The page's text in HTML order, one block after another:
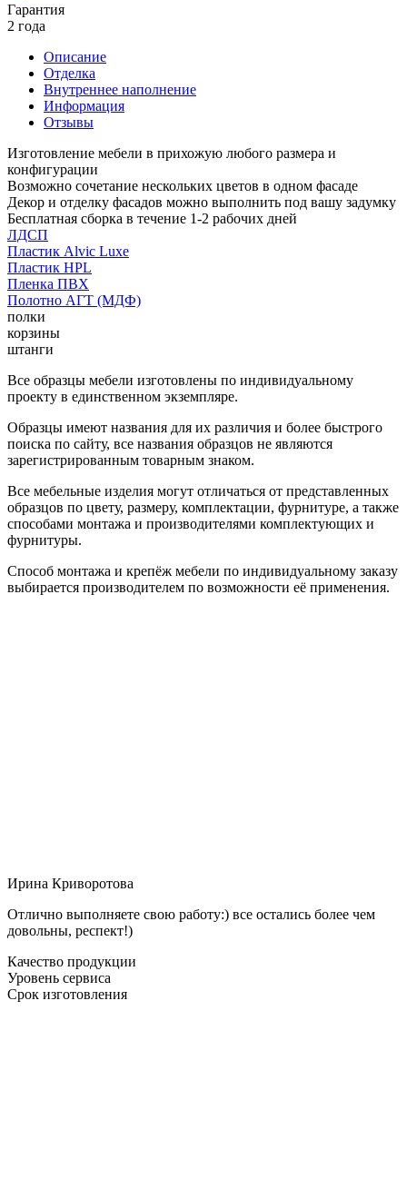
Гарантия
2 года
Описание
Отделка
Внутреннее наполнение
Информация
Отзывы
Изготовление мебели в прихожую любого размера и
конфигурации
Возможно сочетание нескольких цветов в одном фасаде
Декор и отделку фасадов можно выполнить под вашу задумку
Бесплатная сборка в течение 1-2 рабочих дней
ЛДСП
Пластик Alvic Luxe
Пластик HPL
Пленка ПВХ
Полотно АГТ (МДФ)
полки
корзины
штанги
Все образцы мебели изготовлены по индивидуальному
проекту в единственном экземпляре.
Образцы имеют названия для их различия и более быстрого
поиска по сайту, все названия образцов не являются
зарегистрированным товарным знаком.
Все мебельные изделия могут отличаться от представленных
образцов по цвету, размеру, комплектации, фурнитуре, а также
способами монтажа и производителями комплектующих и
фурнитуры.
Способ монтажа и крепёж мебели по индивидуальному заказу
выбирается производителем по возможности её применения.
Ирина Криворотова
Отлично выполняете свою работу:) все остались более чем
довольны, респект!)
Качество продукции
Уровень сервиса
Срок изготовления